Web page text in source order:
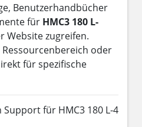
Benutzerhandbücher
für HMC3 180 L-
Website zugreifen.
oder
für spezifische
für HMC3 180 L-4